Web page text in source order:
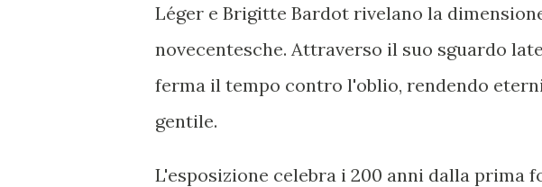
Léger e Brigitte Bardot rivelano la
novecentesche. Attraverso il suo sguardo
ferma il tempo contro l'oblio, rendendo
gentile.
L'esposizione celebra i 200 anni dalla prima